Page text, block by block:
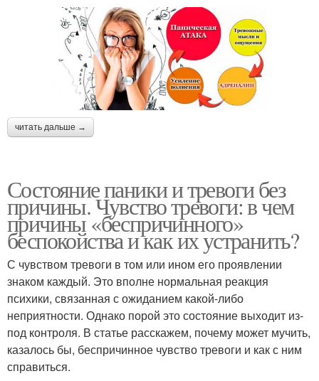
читать дальше →
Состояние паники и тревоги без
причины. Чувство тревоги: в чем
причины «беспричинного»
беспокойства и как их устранить?
С чувством тревоги в том или ином его проявлении
знаком каждый. Это вполне нормальная реакция
психики, связанная с ожиданием какой-либо
неприятности. Однако порой это состояние выходит из-
под контроля. В статье расскажем, почему может мучить,
казалось бы, беспричинное чувство тревоги и как с ним
справиться.